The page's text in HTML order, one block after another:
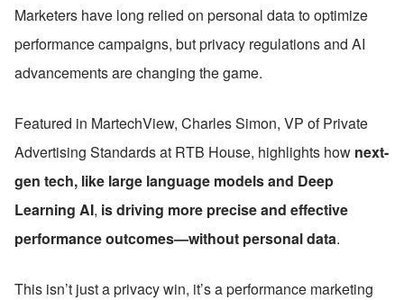
Marketers have long relied on personal data to optimize
performance campaigns, but privacy regulations and AI
advancements are changing the game.
Featured in MartechView, Charles Simon, VP of Private
Advertising Standards at RTB House, highlights how next-
gen tech, like large language models and Deep
Learning AI, is driving more precise and effective
performance outcomes—without personal data.
This isn’t just a privacy win, it’s a performance marketing